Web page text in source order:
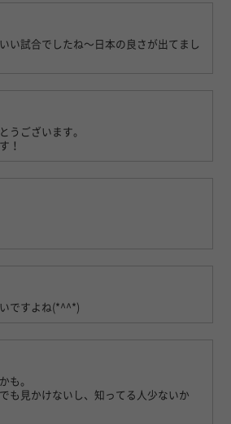
い試合でしたね〜日本の良さが出てまし
うございます。
！
ですよね(*^^*)
も。
も見かけないし、知ってる人少ないか